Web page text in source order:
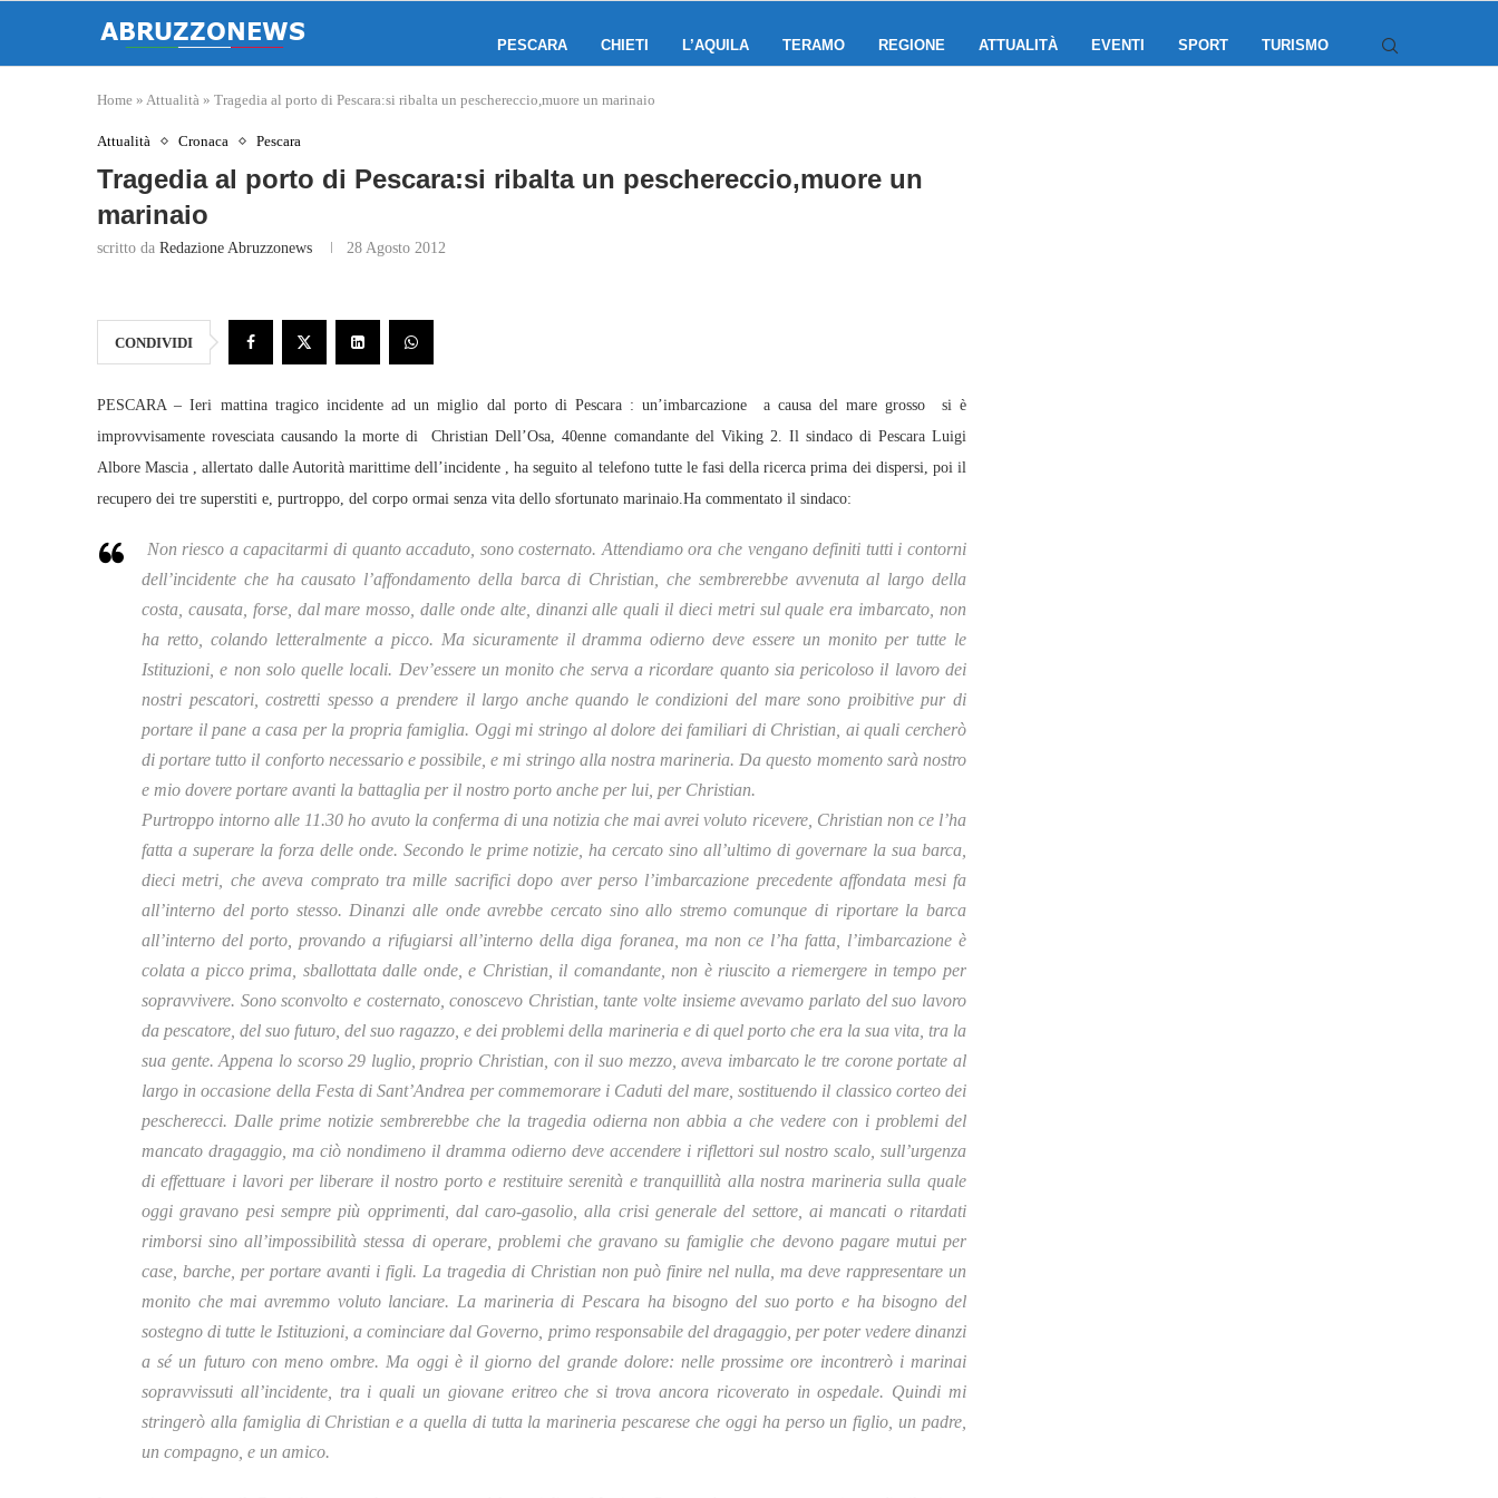
PESCARA CHIETI L’AQUILA TERAMO REGIONE ATTUALITÀ EVENTI SPORT TURISMO
Home » Attualità » Tragedia al porto di Pescara:si ribalta un peschereccio,muore un marinaio
Attualità Cronaca Pescara
Tragedia al porto di Pescara:si ribalta un peschereccio,muore un
marinaio
scritto da Redazione Abruzzonews 28 Agosto 2012
CONDIVIDI
PESCARA – Ieri mattina tragico incidente ad un miglio dal porto di Pescara : un’imbarcazione a causa del mare grosso si è
improvvisamente rovesciata causando la morte di Christian Dell’Osa, 40enne comandante del Viking 2. Il sindaco di Pescara Luigi
Albore Mascia , allertato dalle Autorità marittime dell’incidente , ha seguito al telefono tutte le fasi della ricerca prima dei dispersi, poi il
recupero dei tre superstiti e, purtroppo, del corpo ormai senza vita dello sfortunato marinaio.Ha commentato il sindaco:
Non riesco a capacitarmi di quanto accaduto, sono costernato. Attendiamo ora che vengano definiti tutti i contorni
dell’incidente che ha causato l’affondamento della barca di Christian, che sembrerebbe avvenuta al largo della
costa, causata, forse, dal mare mosso, dalle onde alte, dinanzi alle quali il dieci metri sul quale era imbarcato, non
ha retto, colando letteralmente a picco. Ma sicuramente il dramma odierno deve essere un monito per tutte le
Istituzioni, e non solo quelle locali. Dev’essere un monito che serva a ricordare quanto sia pericoloso il lavoro dei
nostri pescatori, costretti spesso a prendere il largo anche quando le condizioni del mare sono proibitive pur di
portare il pane a casa per la propria famiglia. Oggi mi stringo al dolore dei familiari di Christian, ai quali cercherò
di portare tutto il conforto necessario e possibile, e mi stringo alla nostra marineria. Da questo momento sarà nostro
e mio dovere portare avanti la battaglia per il nostro porto anche per lui, per Christian.
Purtroppo intorno alle 11.30 ho avuto la conferma di una notizia che mai avrei voluto ricevere, Christian non ce l’ha
fatta a superare la forza delle onde. Secondo le prime notizie, ha cercato sino all’ultimo di governare la sua barca,
dieci metri, che aveva comprato tra mille sacrifici dopo aver perso l’imbarcazione precedente affondata mesi fa
all’interno del porto stesso. Dinanzi alle onde avrebbe cercato sino allo stremo comunque di riportare la barca
all’interno del porto, provando a rifugiarsi all’interno della diga foranea, ma non ce l’ha fatta, l’imbarcazione è
colata a picco prima, sballottata dalle onde, e Christian, il comandante, non è riuscito a riemergere in tempo per
sopravvivere. Sono sconvolto e costernato, conoscevo Christian, tante volte insieme avevamo parlato del suo lavoro
da pescatore, del suo futuro, del suo ragazzo, e dei problemi della marineria e di quel porto che era la sua vita, tra la
sua gente. Appena lo scorso 29 luglio, proprio Christian, con il suo mezzo, aveva imbarcato le tre corone portate al
largo in occasione della Festa di Sant’Andrea per commemorare i Caduti del mare, sostituendo il classico corteo dei
pescherecci. Dalle prime notizie sembrerebbe che la tragedia odierna non abbia a che vedere con i problemi del
mancato dragaggio, ma ciò nondimeno il dramma odierno deve accendere i riflettori sul nostro scalo, sull’urgenza
di effettuare i lavori per liberare il nostro porto e restituire serenità e tranquillità alla nostra marineria sulla quale
oggi gravano pesi sempre più opprimenti, dal caro-gasolio, alla crisi generale del settore, ai mancati o ritardati
rimborsi sino all’impossibilità stessa di operare, problemi che gravano su famiglie che devono pagare mutui per
case, barche, per portare avanti i figli. La tragedia di Christian non può finire nel nulla, ma deve rappresentare un
monito che mai avremmo voluto lanciare. La marineria di Pescara ha bisogno del suo porto e ha bisogno del
sostegno di tutte le Istituzioni, a cominciare dal Governo, primo responsabile del dragaggio, per poter vedere dinanzi
a sé un futuro con meno ombre. Ma oggi è il giorno del grande dolore: nelle prossime ore incontrerò i marinai
sopravvissuti all’incidente, tra i quali un giovane eritreo che si trova ancora ricoverato in ospedale. Quindi mi
stringerò alla famiglia di Christian e a quella di tutta la marineria pescarese che oggi ha perso un figlio, un padre,
un compagno, e un amico.